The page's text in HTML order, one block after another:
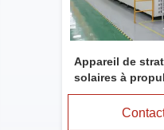
Appareil de
solaires à
phase 5